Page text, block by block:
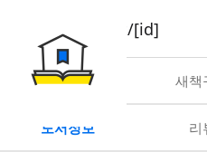
book/rent/[id]
대여 새책
도서정보 리